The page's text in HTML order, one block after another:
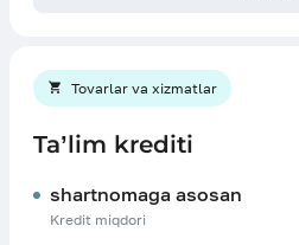
Tovarlar va xizmatlar
Ta’lim krediti
shartnomaga asosan
Kredit miqdori